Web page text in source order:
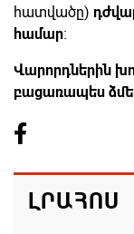
հատվածը)
համար։
Վարորդներին
բացառապես
ԼՐԱՀՈՍ